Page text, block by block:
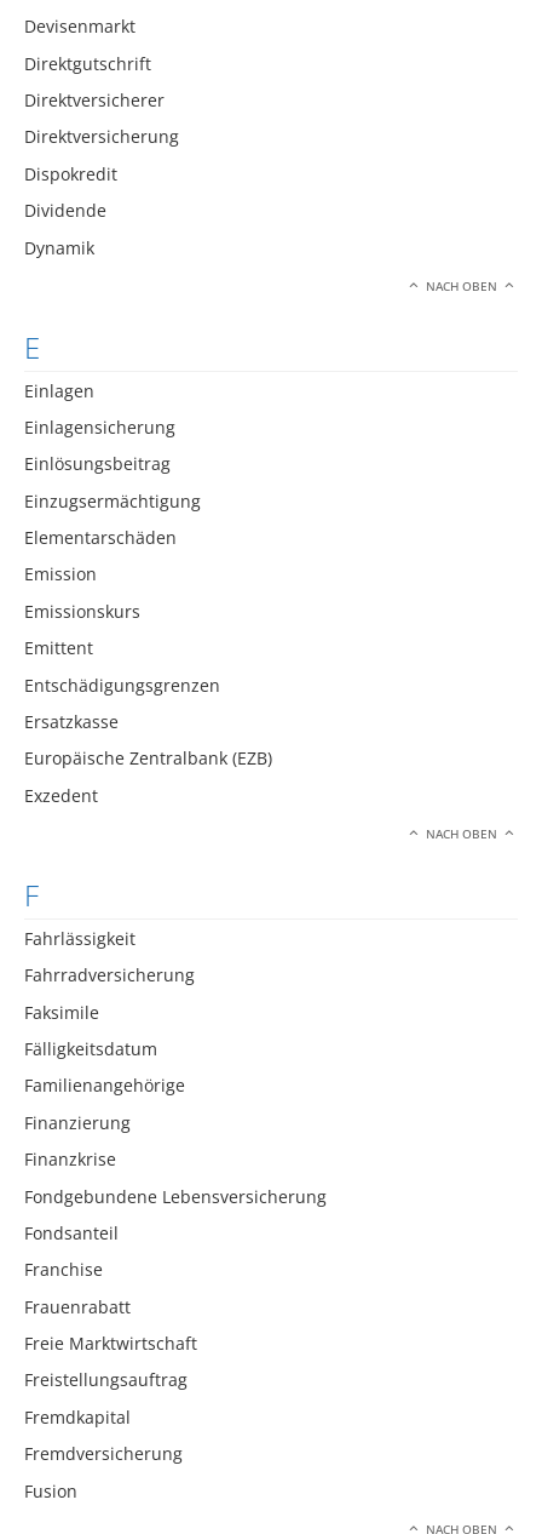
Devisenmarkt
Direktgutschrift
Direktversicherer
Direktversicherung
Dispokredit
Dividende
Dynamik
NACH OBEN
E
Einlagen
Einlagensicherung
Einlösungsbeitrag
Einzugsermächtigung
Elementarschäden
Emission
Emissionskurs
Emittent
Entschädigungsgrenzen
Ersatzkasse
Europäische Zentralbank (EZB)
Exzedent
NACH OBEN
F
Fahrlässigkeit
Fahrradversicherung
Faksimile
Fälligkeitsdatum
Familienangehörige
Finanzierung
Finanzkrise
Fondgebundene Lebensversicherung
Fondsanteil
Franchise
Frauenrabatt
Freie Marktwirtschaft
Freistellungsauftrag
Fremdkapital
Fremdversicherung
Fusion
NACH OBEN